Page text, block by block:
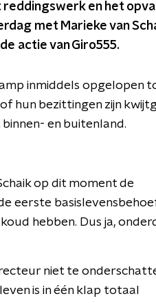
reddingswerk en het
met Marieke van
actie van Giro555.
inmiddels opgelopen
hun bezittingen zijn
en buitenland.
op dit moment de
eerste
hebben. Dus ja,
niet te
is in één klap totaal